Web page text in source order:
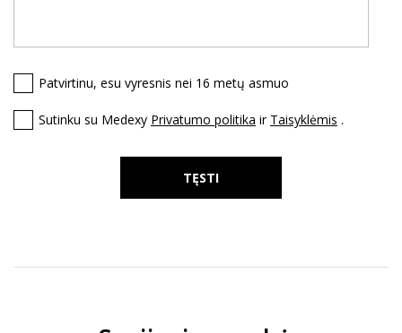
Patvirtinu, esu vyresnis nei 16 metų asmuo
Sutinku su Medexy Privatumo politika ir Taisyklėmis .
TĘSTI